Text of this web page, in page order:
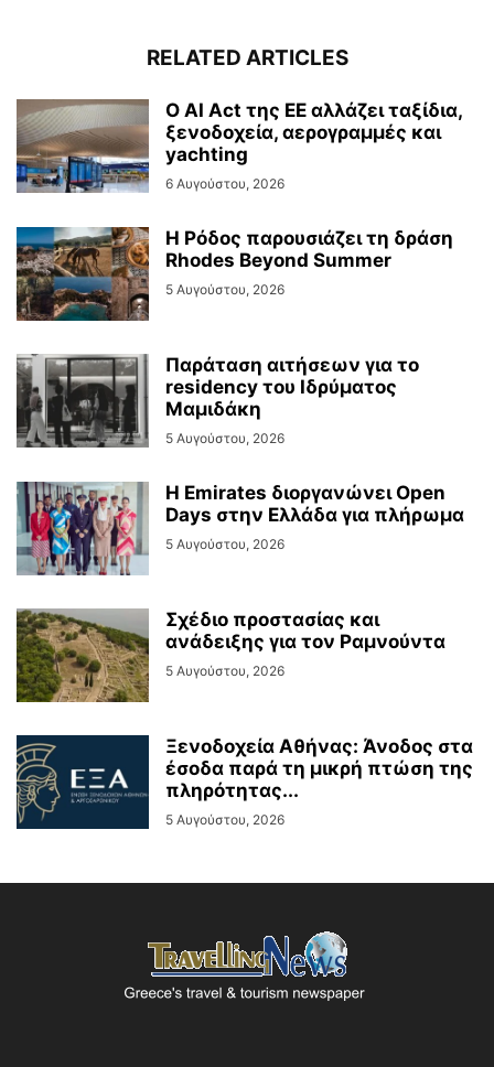
RELATED ARTICLES
Ο AI Act της ΕΕ αλλάζει ταξίδια,
ξενοδοχεία, αερογραμμές και
yachting
6 Αυγούστου, 2026
Η Ρόδος παρουσιάζει τη δράση
Rhodes Beyond Summer
5 Αυγούστου, 2026
Παράταση αιτήσεων για το
residency του Ιδρύματος
Μαμιδάκη
5 Αυγούστου, 2026
Η Emirates διοργανώνει Open
Days στην Ελλάδα για πλήρωμα
5 Αυγούστου, 2026
Σχέδιο προστασίας και
ανάδειξης για τον Ραμνούντα
5 Αυγούστου, 2026
Ξενοδοχεία Αθήνας: Άνοδος στα
έσοδα παρά τη μικρή πτώση της
πληρότητας...
5 Αυγούστου, 2026